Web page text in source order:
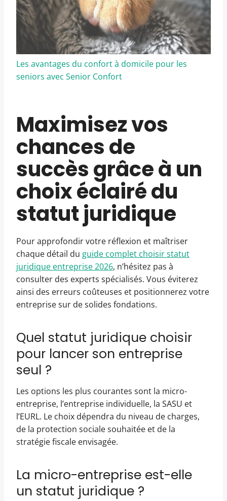
Les avantages du confort à domicile pour les
seniors avec Senior Confort
Maximisez vos
chances de
succès grâce à un
choix éclairé du
statut juridique
Pour approfondir votre réflexion et maîtriser
chaque détail du guide complet choisir statut
juridique entreprise 2026, n’hésitez pas à
consulter des experts spécialisés. Vous éviterez
ainsi des erreurs coûteuses et positionnerez votre
entreprise sur de solides fondations.
Quel statut juridique choisir
pour lancer son entreprise
seul ?
Les options les plus courantes sont la micro-
entreprise, l’entreprise individuelle, la SASU et
l’EURL. Le choix dépendra du niveau de charges,
de la protection sociale souhaitée et de la
stratégie fiscale envisagée.
La micro-entreprise est-elle
un statut juridique ?